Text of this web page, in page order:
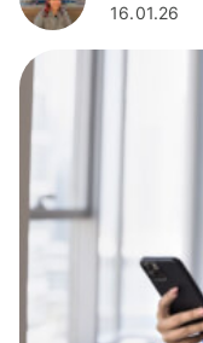
16.01.26